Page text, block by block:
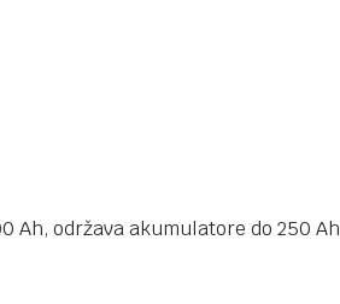
Ah, održava akumulatore do 250 Ah